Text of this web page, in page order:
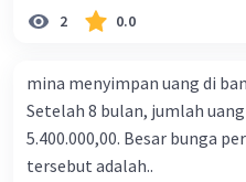
berbelanja di toko tersebut
Pada tanggal 8 Mei 2023
barang yang sama tetapi
membeli 3 cokelat, 4 roti
total Rp 113.000,00. Rina
2 0.0
mina menyimpan uang di
Setelah 8 bulan, jumlah
5.400.000,00. Besar bunga
tersebut adalah..